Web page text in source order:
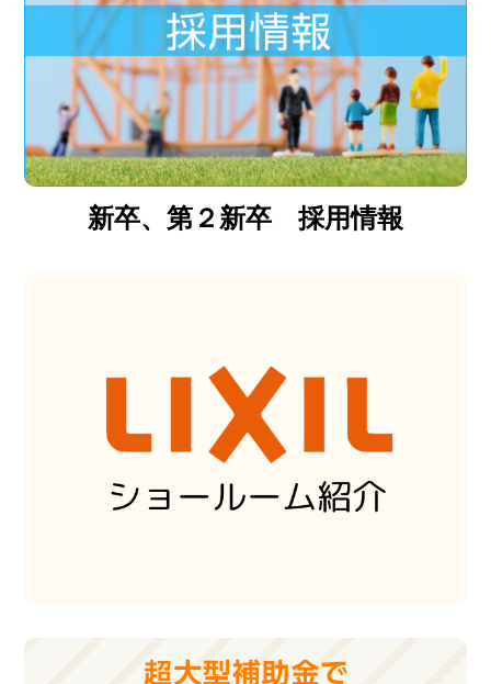
新卒、第２新卒 採用情報